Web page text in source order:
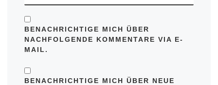
BENACHRICHTIGE MICH ÜBER
NACHFOLGENDE KOMMENTARE VIA E-
MAIL.
BENACHRICHTIGE MICH ÜBER NEUE